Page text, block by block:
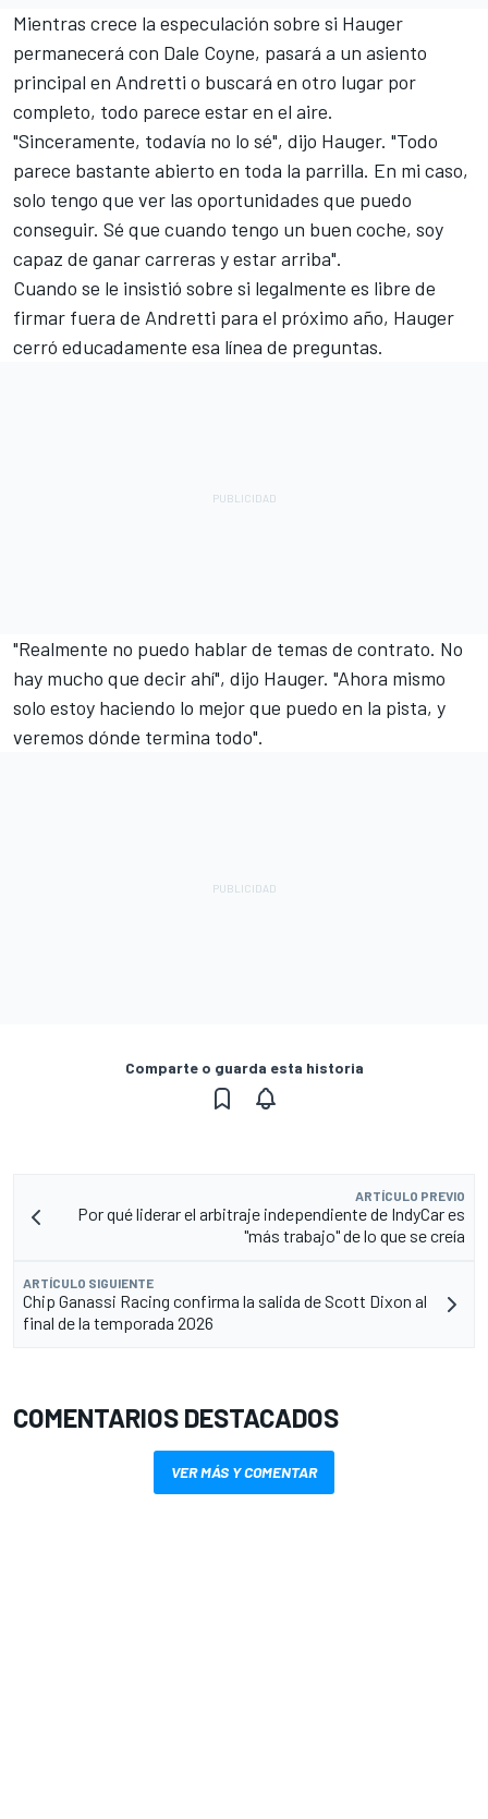
Mientras crece la especulación sobre si Hauger
permanecerá con Dale Coyne, pasará a un asiento
principal en Andretti o buscará en otro lugar por
completo, todo parece estar en el aire.
"Sinceramente, todavía no lo sé", dijo Hauger. "Todo
parece bastante abierto en toda la parrilla. En mi caso,
solo tengo que ver las oportunidades que puedo
conseguir. Sé que cuando tengo un buen coche, soy
capaz de ganar carreras y estar arriba".
Cuando se le insistió sobre si legalmente es libre de
firmar fuera de Andretti para el próximo año, Hauger
cerró educadamente esa línea de preguntas.
"Realmente no puedo hablar de temas de contrato. No
hay mucho que decir ahí", dijo Hauger. "Ahora mismo
solo estoy haciendo lo mejor que puedo en la pista, y
veremos dónde termina todo".
Comparte o guarda esta historia
ARTÍCULO PREVIO
Por qué liderar el arbitraje independiente de IndyCar es
"más trabajo" de lo que se creía
ARTÍCULO SIGUIENTE
Chip Ganassi Racing confirma la salida de Scott Dixon al
final de la temporada 2026
COMENTARIOS DESTACADOS
VER MÁS Y COMENTAR